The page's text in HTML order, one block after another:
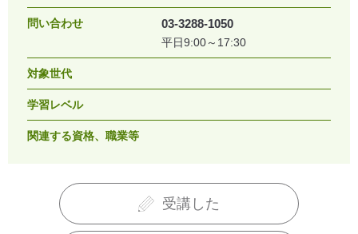
問い合わせ 03-3288-1050
平日9:00～17:30
対象世代
学習レベル
関連する資格、職業等
受講した